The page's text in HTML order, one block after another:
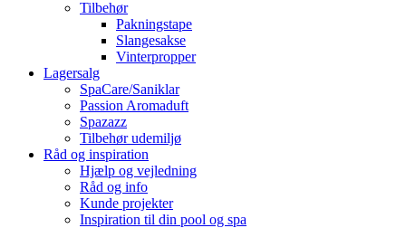
Tilbehør
Pakningstape
Slangesakse
Vinterpropper
Lagersalg
SpaCare/Saniklar
Passion Aromaduft
Spazazz
Tilbehør udemiljø
Råd og inspiration
Hjælp og vejledning
Råd og info
Kunde projekter
Inspiration til din pool og spa